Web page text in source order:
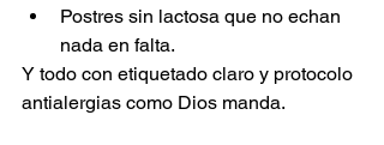
Postres sin lactosa que no echan
nada en falta.
Y todo con etiquetado claro y protocolo
antialergias como Dios manda.